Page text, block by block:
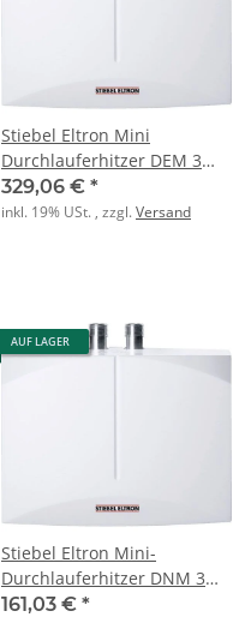
Stiebel Eltron Mini
Durchlauferhitzer DEM 3
electronic 231001
329,06 € *
inkl. 19% USt. , zzgl.Versand
AUF LAGER
Stiebel Eltron Mini-
Durchlauferhitzer DNM 3
3,5 230
161,03 € *